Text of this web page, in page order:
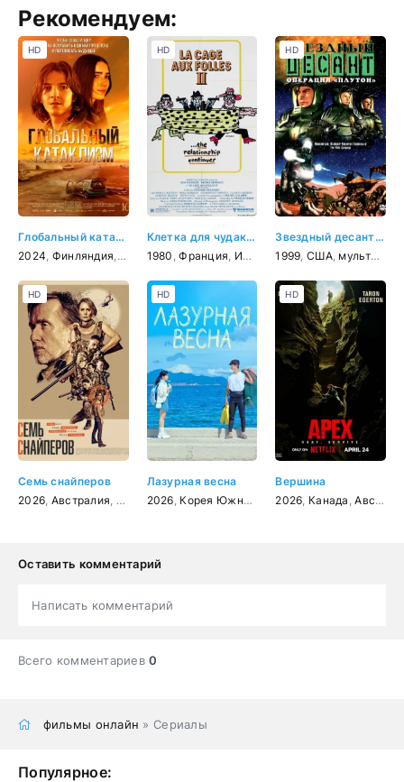
Рекомендуем:
Глобальный катаклизм
2024 Финляндия драма
HD
Клетка для чудаков 2
1980 ,Франция Италия , комедия
HD
Звездный десант: Хроники
1999 США, мультфильм
HD
Семь снайперов
2026 Австралия боевик,триллер
HD
Лазурная весна
2026 Корея Южная мелодрама
HD
Вершина
2026 Канада ,Австралия
HD
Оставить комментарий
Написать комментарий
Всего комментариев0
фильмы онлайн » Сериалы
Популярное: